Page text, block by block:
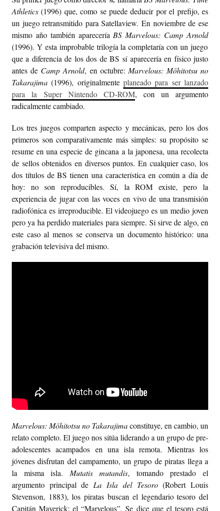
Athletics(1996) que, como se puede deducir por el prefijo, es
un juego retransmitido para Satellaview. En noviembre de ese
mismo año también aparecería BS Marvelous: Camp Arnold
(1996). Y esta improbable trilogía la completaría con un juego
que a diferencia de los dos de BS sí aparecería en físico justo
antes de Camp Arnold, en octubre: Marvelous: Mōhitotsu no
Takarajima(1996), originalmente planeado para ser lanzado
para la Super Nintendo CD-ROM, con un argumento
radicalmente cambiado.
Los tres juegos comparten aspecto y mecánicas, pero los dos
primeros son comparativamente más simples: su propósito se
resume en una especie de gincana a la japonesa, una recolecta
de sellos obtenidos en diversos puntos. En cualquier caso, los
dos títulos de BS tienen una característica en común a día de
hoy: no son reproducibles. Sí, la ROM existe, pero la
experiencia de jugar con las voces en vivo de una transmisión
radiofónica es irreproducible. El videojuego es un medio joven
pero ya ha perdido materiales para siempre. Si sirve de algo, en
este caso al menos se conserva un documento histórico: una
grabación televisiva del mismo.
Marvelous: Mōhitotsu no Takarajimaconstituye, en cambio, un
relato completo. El juego nos sitúa liderando a un grupo de pre-
adolescentes acampados en una isla remota. Mientras los
jóvenes disfrutan del campamento, un grupo de piratas llega a
la misma isla. Mutatis mutandis, tomando prestado el
argumento principal de La Isla del Tesoro(Robert Louis
Stevenson, 1883), los piratas buscan el legendario tesoro del
Capitán Maverick: el “Marvelous”. Se dice que el tesoro está